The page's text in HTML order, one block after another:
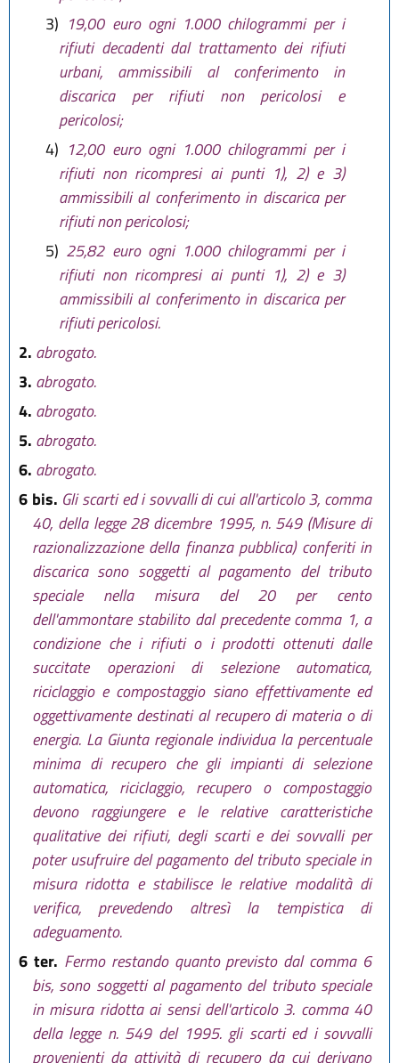
3) 19,00 euro ogni 1.000 chilogrammi per i
rifiuti decadenti dal trattamento dei rifiuti
urbani, ammissibili al conferimento in
discarica per rifiuti non pericolosi e
pericolosi;
4) 12,00 euro ogni 1.000 chilogrammi per i
rifiuti non ricompresi ai punti 1), 2) e 3)
ammissibili al conferimento in discarica per
rifiuti non pericolosi;
5) 25,82 euro ogni 1.000 chilogrammi per i
rifiuti non ricompresi ai punti 1), 2) e 3)
ammissibili al conferimento in discarica per
rifiuti pericolosi.
2. abrogato.
3. abrogato.
4. abrogato.
5. abrogato.
6. abrogato.
6 bis. Gli scarti ed i sovvalli di cui all'articolo 3, comma
40, della legge 28 dicembre 1995, n. 549 (Misure di
razionalizzazione della finanza pubblica) conferiti in
discarica sono soggetti al pagamento del tributo
speciale nella misura del 20 per cento
dell'ammontare stabilito dal precedente comma 1, a
condizione che i rifiuti o i prodotti ottenuti dalle
succitate operazioni di selezione automatica,
riciclaggio e compostaggio siano effettivamente ed
oggettivamente destinati al recupero di materia o di
energia. La Giunta regionale individua la percentuale
minima di recupero che gli impianti di selezione
automatica, riciclaggio, recupero o compostaggio
devono raggiungere e le relative caratteristiche
qualitative dei rifiuti, degli scarti e dei sovvalli per
poter usufruire del pagamento del tributo speciale in
misura ridotta e stabilisce le relative modalità di
verifica, prevedendo altresì la tempistica di
adeguamento.
6 ter. Fermo restando quanto previsto dal comma 6
bis, sono soggetti al pagamento del tributo speciale
in misura ridotta ai sensi dell'articolo 3. comma 40
della legge n. 549 del 1995. gli scarti ed i sovvalli
provenienti da attività di recupero da cui derivano